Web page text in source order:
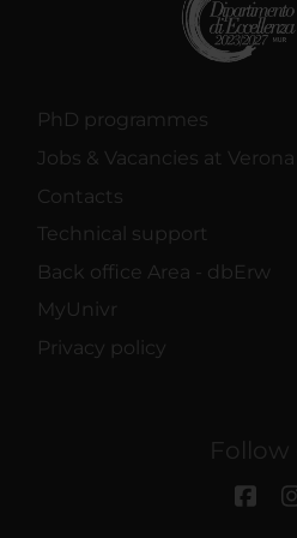
PhD programmes
Jobs & Vacancies at
Contacts
Technical support
Back office Area - dbErw
MyUnivr
Privacy policy
Follow